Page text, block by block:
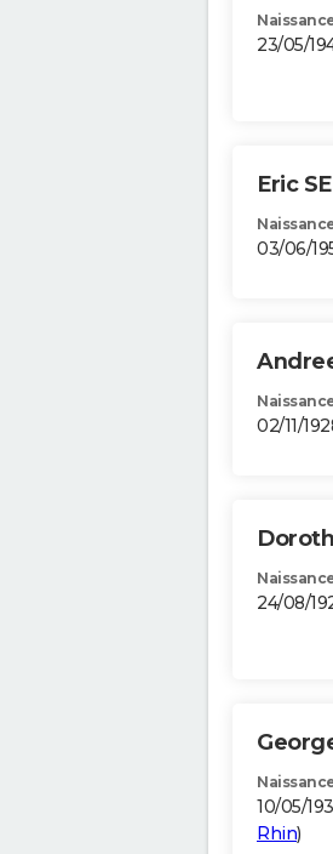
23/05/
Eric
03/06/
02/11/
24/08/
10/05/
Rhin)